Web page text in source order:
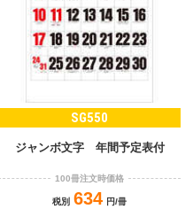
SG550
ジャンボ文字 年間予定表付
100冊注文時価格
税別 634 円/冊